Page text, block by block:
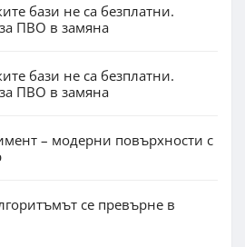
бази не са безплатни.
ПВО в замяна
бази не са безплатни.
ПВО в замяна
– модерни повърхности с
се превърне в